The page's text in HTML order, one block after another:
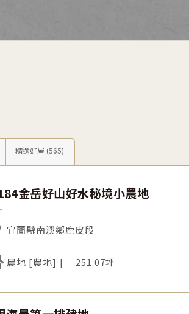
精選好屋 (565)
金岳好山好水秘境小農地
宜蘭縣南澳鄉鹿皮段
農地 [農地] 251.07坪